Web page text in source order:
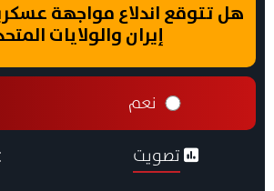
هل تتوقع اندلاع مواجهة
إيران والولايات
نعم
تصويت